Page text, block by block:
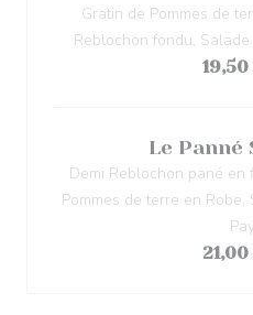
Gratin de Pommes de
Reblochon fondu,
19,50
Le Panné
Demi Reblochon pané
Pommes de terre en
21,00